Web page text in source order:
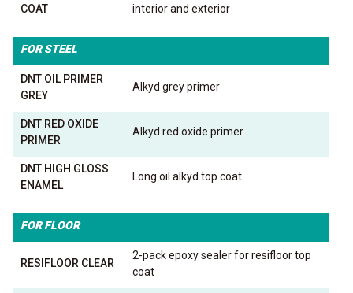
COAT
interior and exterior
FOR STEEL
DNT OIL PRIMER
GREY
Alkyd grey primer
DNT RED OXIDE
PRIMER
Alkyd red oxide primer
DNT HIGH GLOSS
ENAMEL
Long oil alkyd top coat
FOR FLOOR
RESIFLOOR CLEAR
2-pack epoxy sealer for resifloor top
coat